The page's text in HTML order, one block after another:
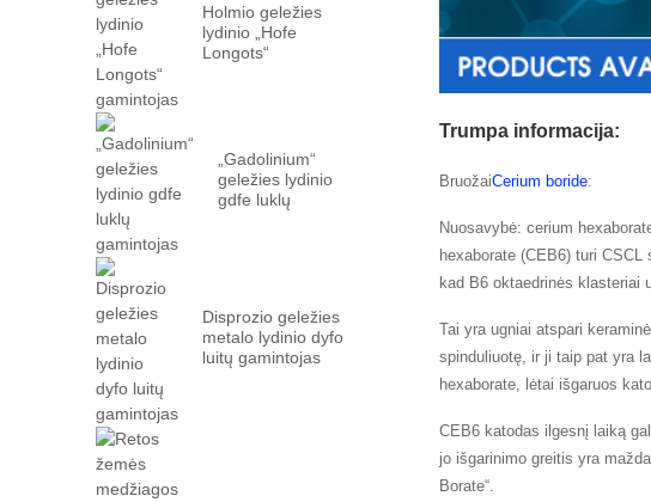
Holmio geležies
lydinio „Hofe
Longots“
„Gadolinium“
geležies lydinio
gdfe luklų
Disprozio geležies
metalo lydinio dyfo
luitų gamintojas
Trumpa informacija:
BruožaiCerium boride:
Nuosavybė: cerium
hexaborate (CEB6) turi
kad B6 oktaedrinės klasteriai
Tai yra ugniai atspari
spinduliuotę, ir ji taip pat yra
hexaborate, lėtai išgaruos
CEB6 katodas ilgesnį laiką
jo išgarinimo greitis yra
Borate“.